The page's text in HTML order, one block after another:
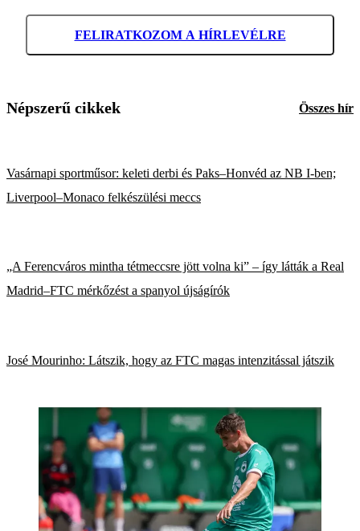
FELIRATKOZOM A HÍRLEVÉLRE
Népszerű cikkek Összes hír
Vasárnapi sportműsor: keleti derbi és Paks–Honvéd az NB I-ben;
Liverpool–Monaco felkészülési meccs
„A Ferencváros mintha tétmeccsre jött volna ki” – így látták a Real
Madrid–FTC mérkőzést a spanyol újságírók
José Mourinho: Látszik, hogy az FTC magas intenzitással játszik